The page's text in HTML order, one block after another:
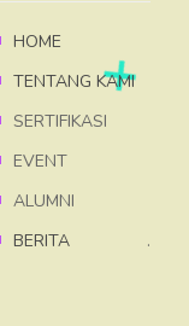
HOME
TENTANG KAMI
SERTIFIKASI
EVENT
ALUMNI
BERITA .